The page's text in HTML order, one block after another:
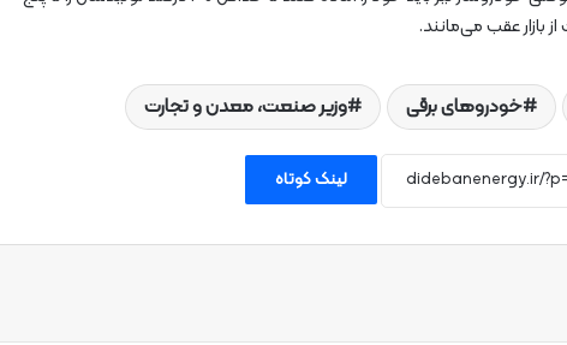
بازار عقب می‌مانند.
خودروهای برقی وزیر صنعت، معدن و تجارت
لینک کوتاه